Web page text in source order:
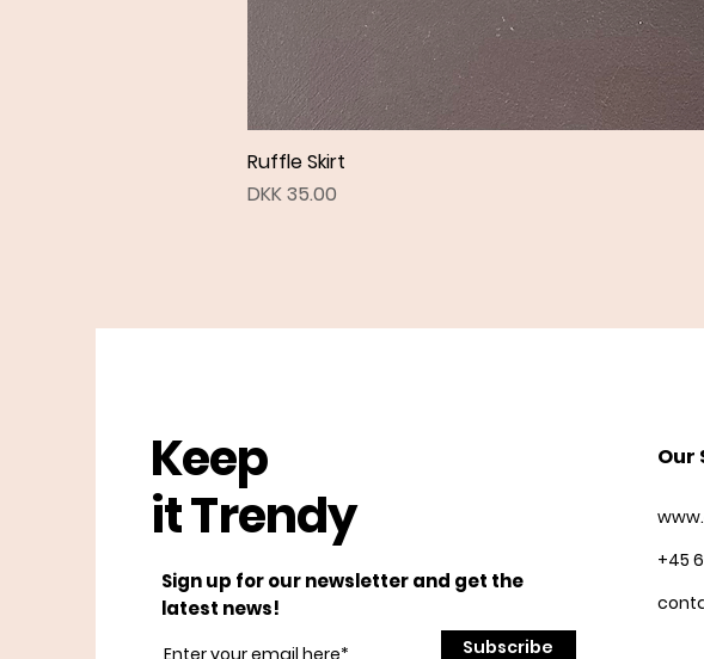
Ruffle Skirt
Price
DKK 35.00
Keep
it Trendy
Sign up for our newsletter and get the
latest news!
Subscribe
Our
+45